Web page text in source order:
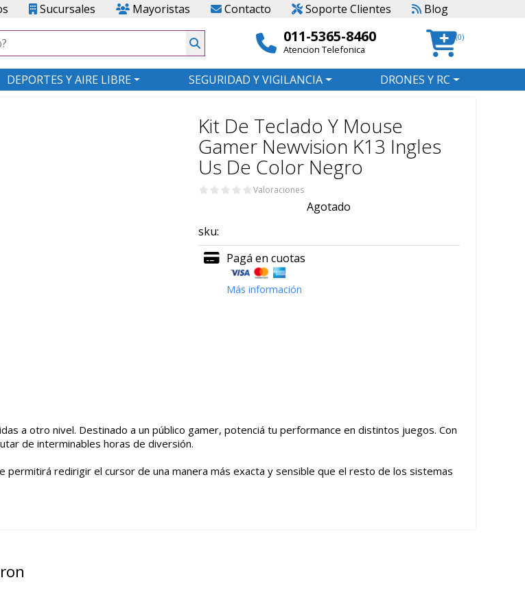
Sucursales Mayoristas Contacto Soporte Clientes Blog
011-5365-8460
Atencion Telefonica
(0)
DEPORTES Y AIRE LIBRE SEGURIDAD Y VIGILANCIA DRONES Y RC
Kit De Teclado Y Mouse
Gamer Newvision K13 Ingles
Us De Color Negro
Valoraciones
Agotado
sku:
Pagá en cuotas
Más información
a otro nivel. Destinado a un público gamer, potenciá tu performance en distintos juegos. Con
de interminables horas de diversión.
permitirá redirigir el cursor de una manera más exacta y sensible que el resto de los sistemas